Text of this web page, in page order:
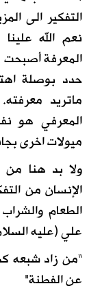
التفكير الى
نعم الله
المعرفة أصبحت
حدد بوصلة
ماتريد
المعرفي هو
ميولات اخرى
ولا بد هنا من
الإنسان من
الطعام
علي (عليه
“من زاد شبعه
عنالفطنة"